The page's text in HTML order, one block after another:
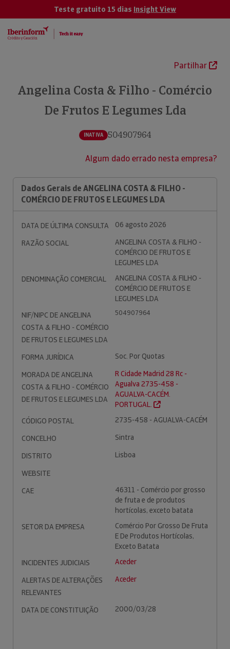
Teste gratuito 15 dias Insight View
Partilhar
Angelina Costa & Filho - Comércio
De Frutos E Legumes Lda
INATIVA 504907964
Algum dado errado nesta empresa?
Dados Gerais de ANGELINA COSTA & FILHO -
COMÉRCIO DE FRUTOS E LEGUMES LDA
DATA DE ÚLTIMA CONSULTA
06 agosto 2026
RAZÃO SOCIAL
ANGELINA COSTA & FILHO -
COMÉRCIO DE FRUTOS E
LEGUMES LDA
DENOMINAÇÃO COMERCIAL
ANGELINA COSTA & FILHO -
COMÉRCIO DE FRUTOS E
LEGUMES LDA
NIF/NIPC DE ANGELINA
COSTA & FILHO - COMÉRCIO
DE FRUTOS E LEGUMES LDA
504907964
FORMA JURÍDICA
Soc. Por Quotas
MORADA DE ANGELINA
COSTA & FILHO - COMÉRCIO
DE FRUTOS E LEGUMES LDA
R Cidade Madrid 28 Rc -
Agualva 2735-458 -
AGUALVA-CACÉM.
PORTUGAL.
CÓDIGO POSTAL
2735-458 - AGUALVA-CACÉM
CONCELHO
Sintra
DISTRITO
Lisboa
WEBSITE
CAE
46311 - Comércio por grosso
de fruta e de produtos
hortícolas, exceto batata
SETOR DA EMPRESA
Comércio Por Grosso De Fruta
E De Produtos Hortícolas,
Exceto Batata
INCIDENTES JUDICIAIS
Aceder
ALERTAS DE ALTERAÇÕES
RELEVANTES
Aceder
DATA DE CONSTITUIÇÃO 2000/03/28